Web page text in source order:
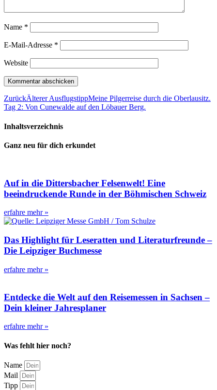
Name *
E-Mail-Adresse *
Website
ZurückÄlterer AusflugstippMeine Pilgerreise durch die Oberlausitz.
Tag 2: Von Cunewalde auf den Löbauer Berg.
Inhaltsverzeichnis
Ganz neu für dich erkundet
Auf in die Dittersbacher Felsenwelt! Eine
beeindruckende Runde in der Böhmischen Schweiz
erfahre mehr »
Das Highlight für Leseratten und Literaturfreunde –
Die Leipziger Buchmesse
erfahre mehr »
Entdecke die Welt auf den Reisemessen in Sachsen –
Dein kleiner Jahresplaner
erfahre mehr »
Was fehlt hier noch?
Name
Mail
Tipp